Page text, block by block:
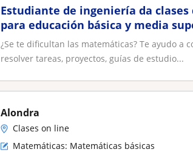
Estudiante de ingeniería da
para educación básica y media
¿Se te dificultan las matemáticas? Te ayudo a
resolver tareas, proyectos, guías de estudio...
Alondra
Clases on line
Matemáticas: Matemáticas básicas